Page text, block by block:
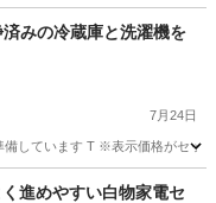
みの冷蔵庫と洗濯機を
7月24日
しています T ※表示価格がセッ
進めやすい白物家電セ